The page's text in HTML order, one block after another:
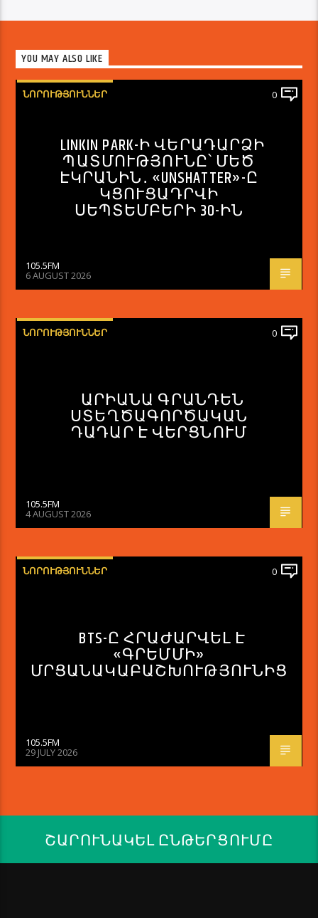
YOU MAY ALSO LIKE
ՆՈՐՈՒԹՅՈՒՆՆԵՐ 0
LINKIN PARK-Ի ՎԵՐԱԴԱՐՁԻ
ՊԱՏՄՈՒԹՅՈՒՆԸ՝ ՄԵԾ
ԷԿՐԱՆԻՆ․ «UNSHATTER»-Ը
ԿՑՈՒՑԱԴՐՎԻ
ՍԵՊՏԵՄԲԵՐԻ 30-ԻՆ
105.5FM
6 AUGUST 2026
ՆՈՐՈՒԹՅՈՒՆՆԵՐ 0
ԱՐԻԱՆԱ ԳՐԱՆԴԵՆ
ՍՏԵՂԾԱԳՈՐԾԱԿԱՆ
ԴԱԴԱՐ Է ՎԵՐՑՆՈՒՄ
105.5FM
4 AUGUST 2026
ՆՈՐՈՒԹՅՈՒՆՆԵՐ 0
BTS-Ը ՀՐԱԺԱՐՎԵԼ Է
«ԳՐԵՄՄԻ»
ՄՐՑԱՆԱԿԱԲԱՇԽՈՒԹՅՈՒՆԻՑ
105.5FM
29 JULY 2026
ՇԱՐՈՒՆԱԿԵԼ ԸՆԹԵՐՑՈՒՄԸ